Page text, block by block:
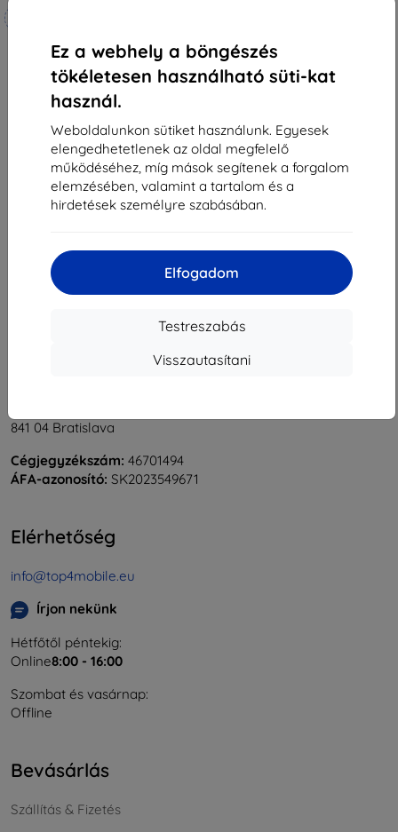
Ez a webhely a böngészés
tökéletesen használható süti-kat
használ.
Weboldalunkon sütiket használunk. Egyesek
elengedhetetlenek az oldal megfelelő
működéséhez, míg mások segítenek a forgalom
elemzésében, valamint a tartalom és a
hirdetések személyre szabásában.
Elfogadom
Testreszabás
Visszautasítani
6 990 Ft
6 291 Ft
Raktáron 4 darab
4 941 Ft
Raktáron > 5 darab
Összes találat6.
841 04 Bratislava
Cégjegyzékszám: 46701494
ÁFA-azonosító: SK2023549671
Elérhetőség
info@top4mobile.eu
Írjon nekünk
Hétfőtől péntekig:
Online8:00 - 16:00
Szombat és vasárnap:
Offline
Bevásárlás
Szállítás & Fizetés